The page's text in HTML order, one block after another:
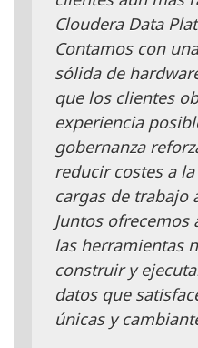
Cloudera Data
Contamos con
sólida de
que los clientes
experiencia
gobernanza
reducir costes a
cargas de trabajo
Juntos ofrecemos
las herramientas
construir y
datos que
únicas y